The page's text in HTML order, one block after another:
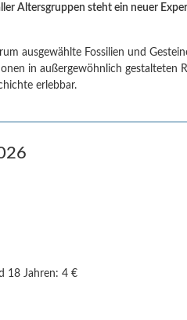
Altersgruppen steht ein neuer
ausgewählte Fossilien und
in außergewöhnlich gestalteten
erlebbar.
18 Jahren: 4 €